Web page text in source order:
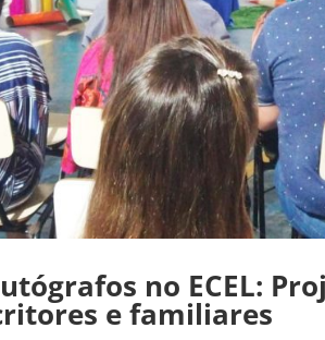
no ECEL:
e familiares